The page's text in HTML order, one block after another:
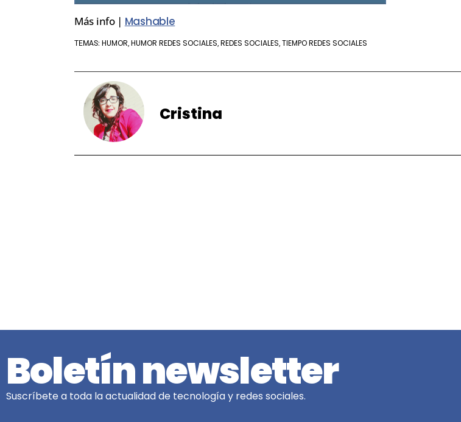
Más info | Mashable
TEMAS: HUMOR, HUMOR REDES SOCIALES, REDES SOCIALES, TIEMPO REDES SOCIALES
Cristina
Boletín newsletter
Suscríbete a toda la actualidad de tecnología y redes sociales.